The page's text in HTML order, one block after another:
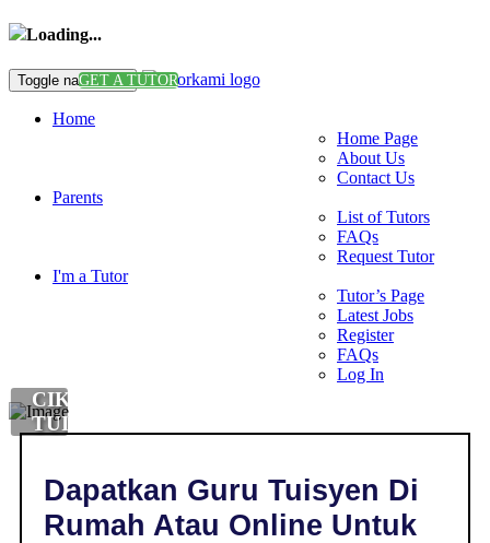
Loading...
Toggle navigationGET A TUTOR
Home
Home Page
About Us
Contact Us
Parents
List of Tutors
FAQs
Request Tutor
I'm a Tutor
Tutor’s Page
Latest Jobs
Register
FAQs
Log In
CIKGU
TUISYEN
PASIR
PANJANG,
Dapatkan Guru Tuisyen Di
Rumah Atau Online Untuk